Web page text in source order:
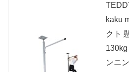
kaku
クト
ンニ